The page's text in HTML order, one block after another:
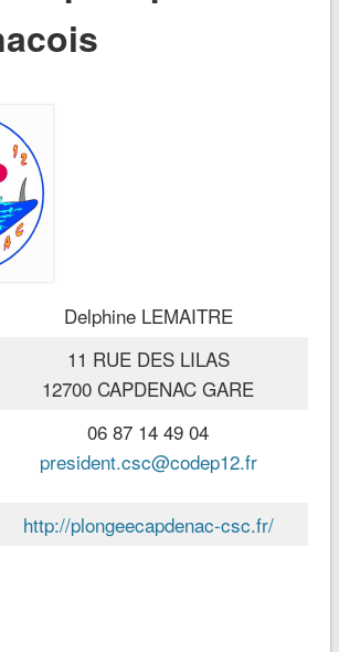
Delphine LEMAITRE
11 RUE DES LILAS
12700 CAPDENAC GARE
06 87 14 49 04
president.csc@codep12.fr
http://plongeecapdenac-csc.fr/